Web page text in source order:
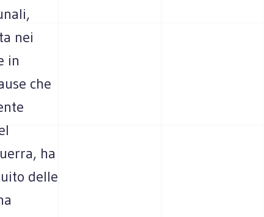
nei
in
che
ha
delle